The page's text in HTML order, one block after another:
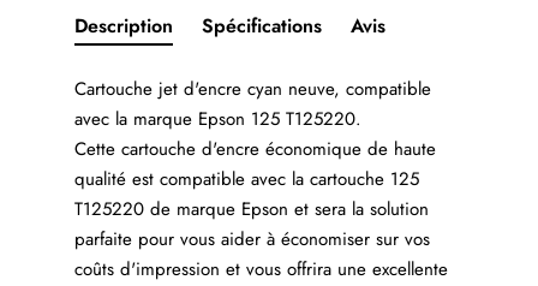
Description Spécifications Avis
Cartouche jet d'encre cyan neuve, compatible
avec la marque Epson 125 T125220.
Cette cartouche d'encre économique de haute
qualité est compatible avec la cartouche 125
T125220 de marque Epson et sera la solution
parfaite pour vous aider à économiser sur vos
coûts d'impression et vous offrira une excellente